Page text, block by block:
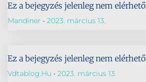
Ez a bejegyzés jelenleg nem elérhető
Mandiner 2023. március 13.
Ez a bejegyzés jelenleg nem elérhető
Vdtablog.hu 2023. március 13.